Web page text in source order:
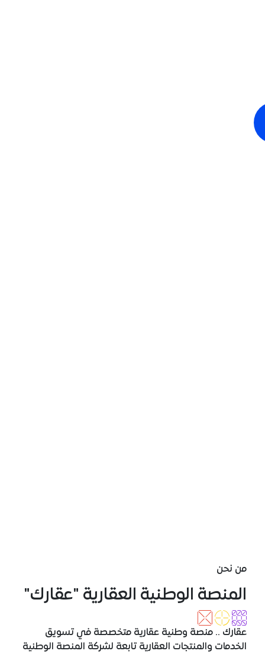
من نحن
المنصة الوطنية العقارية "عقارك"
عقارك .. منصة وطنية عقارية متخصصة في تسويق
الخدمات والمنتجات العقارية تابعة لشركة المنصة الوطنية